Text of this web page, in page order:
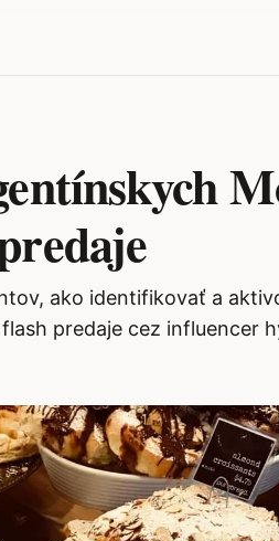
ako identifikovať a
predaje cez influencer